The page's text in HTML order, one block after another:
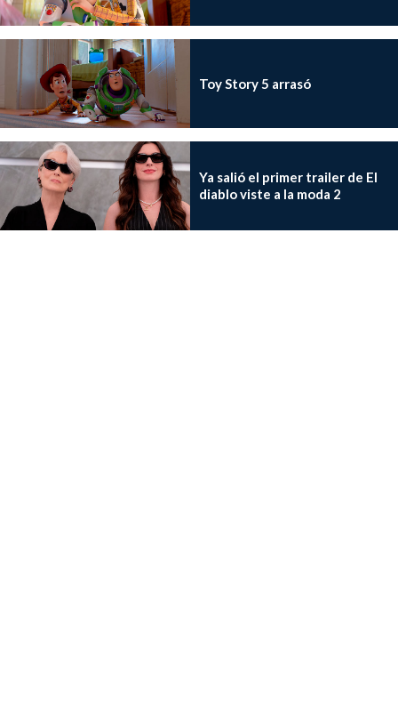
Toy Story 5 arrasó
Ya salió el primer trailer de El
diablo viste a la moda 2